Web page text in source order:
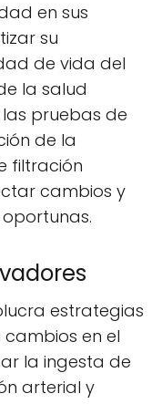
en sus
su
de vida del
la salud
pruebas de
de la
filtración
cambios y
estrategias
en el
la ingesta de
arterial y